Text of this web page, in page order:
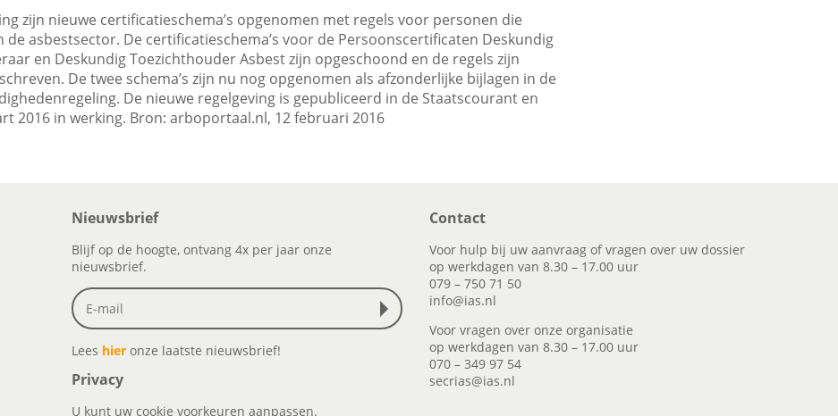
zijn nieuwe certificatieschema’s opgenomen met regels voor personen die
de asbestsector. De certificatieschema’s voor de Persoonscertificaten Deskundig
en Deskundig Toezichthouder Asbest zijn opgeschoond en de regels zijn
De twee schema’s zijn nu nog opgenomen als afzonderlijke bijlagen in de
De nieuwe regelgeving is gepubliceerd in de Staatscourant en
2016 in werking. Bron: arboportaal.nl, 12 februari 2016
Nieuwsbrief
Blijf op de hoogte, ontvang 4x per jaar onze
nieuwsbrief.
Lees hier onze laatste nieuwsbrief!
Privacy
U kunt uw cookie voorkeuren aanpassen.
Contact
Voor hulp bij uw aanvraag of vragen over uw dossier
op werkdagen van 8.30 – 17.00 uur
079 – 750 71 50
info@ias.nl
Voor vragen over onze organisatie
op werkdagen van 8.30 – 17.00 uur
070 – 349 97 54
secrias@ias.nl